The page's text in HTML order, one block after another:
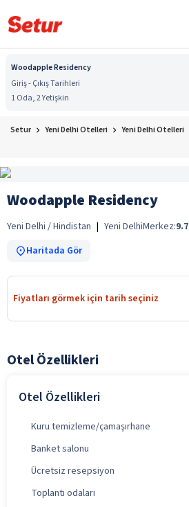
Woodapple Residency
Giriş - Çıkış Tarihleri
1 Oda, 2 Yetişkin
Setur Yeni Delhi Otelleri Yeni Delhi Otelleri
Woodapple Residency
Yeni Delhi / Hindistan | Yeni DelhiMerkez:9.7
Haritada Gör
Fiyatları görmek için tarih seçiniz
Otel Özellikleri
Otel Özellikleri
Kuru temizleme/çamaşırhane
Banket salonu
Ücretsiz resepsiyon
Toplantı odaları